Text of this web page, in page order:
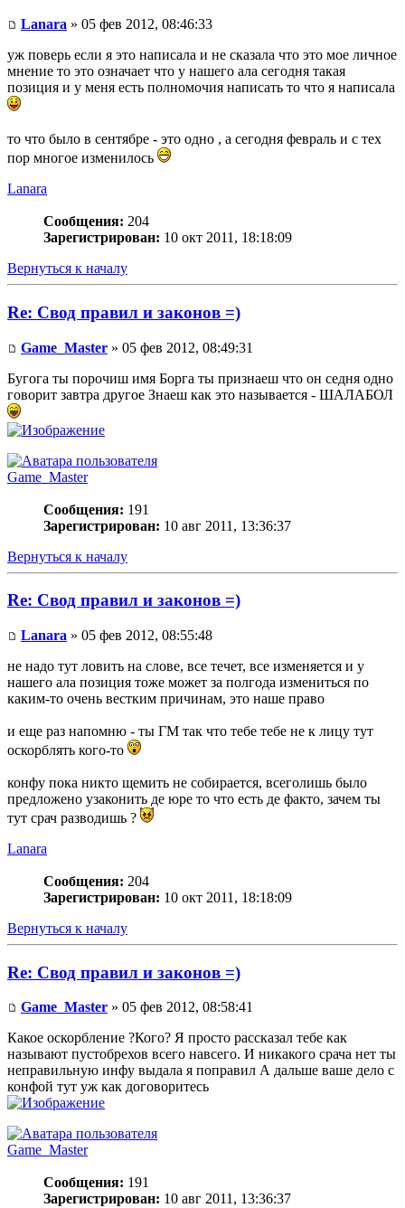
Lanara » 05 фев 2012, 08:46:33
уж поверь если я это написала и не сказала что это мое личное
мнение то это означает что у нашего ала сегодня такая
позиция и у меня есть полномочия написать то что я написала
то что было в сентябре - это одно , а сегодня февраль и с тех
пор многое изменилось
Lanara
Сообщения: 204
Зарегистрирован: 10 окт 2011, 18:18:09
Вернуться к началу
Re: Свод правил и законов =)
Game_Master » 05 фев 2012, 08:49:31
Бугога ты порочиш имя Борга ты признаеш что он седня одно
говорит завтра другое Знаеш как это называется - ШАЛАБОЛ
Game_Master
Сообщения: 191
Зарегистрирован: 10 авг 2011, 13:36:37
Вернуться к началу
Re: Свод правил и законов =)
Lanara » 05 фев 2012, 08:55:48
не надо тут ловить на слове, все течет, все изменяется и у
нашего ала позиция тоже может за полгода измениться по
каким-то очень вестким причинам, это наше право
и еще раз напомню - ты ГМ так что тебе тебе не к лицу тут
оскорблять кого-то
конфу пока никто щемить не собирается, всеголишь было
предложено узаконить де юре то что есть де факто, зачем ты
тут срач разводишь ?
Lanara
Сообщения: 204
Зарегистрирован: 10 окт 2011, 18:18:09
Вернуться к началу
Re: Свод правил и законов =)
Game_Master » 05 фев 2012, 08:58:41
Какое оскорбление ?Кого? Я просто рассказал тебе как
называют пустобрехов всего навсего. И никакого срача нет ты
неправильную инфу выдала я поправил А дальше ваше дело с
конфой тут уж как договоритесь
Game_Master
Сообщения: 191
Зарегистрирован: 10 авг 2011, 13:36:37